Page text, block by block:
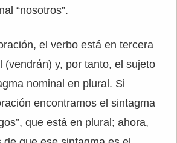
“nosotros”.
el verbo está en tercera
(vendrán) y, por tanto, el sujeto
nominal en plural. Si
encontramos el sintagma
que está en plural; ahora,